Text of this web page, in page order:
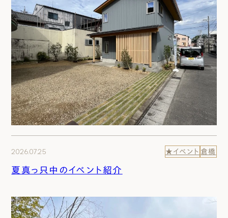
2026.07.25 ★イベント 倉橋
夏真っ只中のイベント紹介